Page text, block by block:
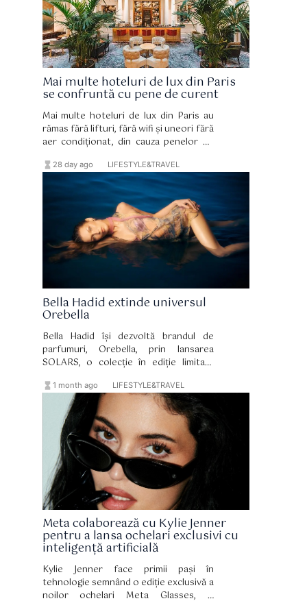
Mai multe hoteluri de lux din Paris
se confruntă cu pene de curent
Mai multe hoteluri de lux din Paris au
rămas fără lifturi, fără wifi și uneori fără
aer condiționat, din cauza penelor de
hourglass_full 28 day ago LIFESTYLE&TRAVEL
Bella Hadid extinde universul
Orebella
Bella Hadid își dezvoltă brandul de
parfumuri, Orebella, prin lansarea
SOLARS, o colecție în ediție limitată
păr. Lansată la puțin peste un an de la
debutul Orebella, noua colecție
continuă direcția distinctivă a brandului,
bazată pe formula sa bifazică, fără
alcool și pe bază de apă botanică.
hourglass_full 1 month ago LIFESTYLE&TRAVEL
Meta colaborează cu Kylie Jenner
pentru a lansa ochelari exclusivi cu
inteligență artificială
Kylie Jenner face primii pași în
tehnologie semnând o ediție exclusivă a
noilor ochelari Meta Glasses, o